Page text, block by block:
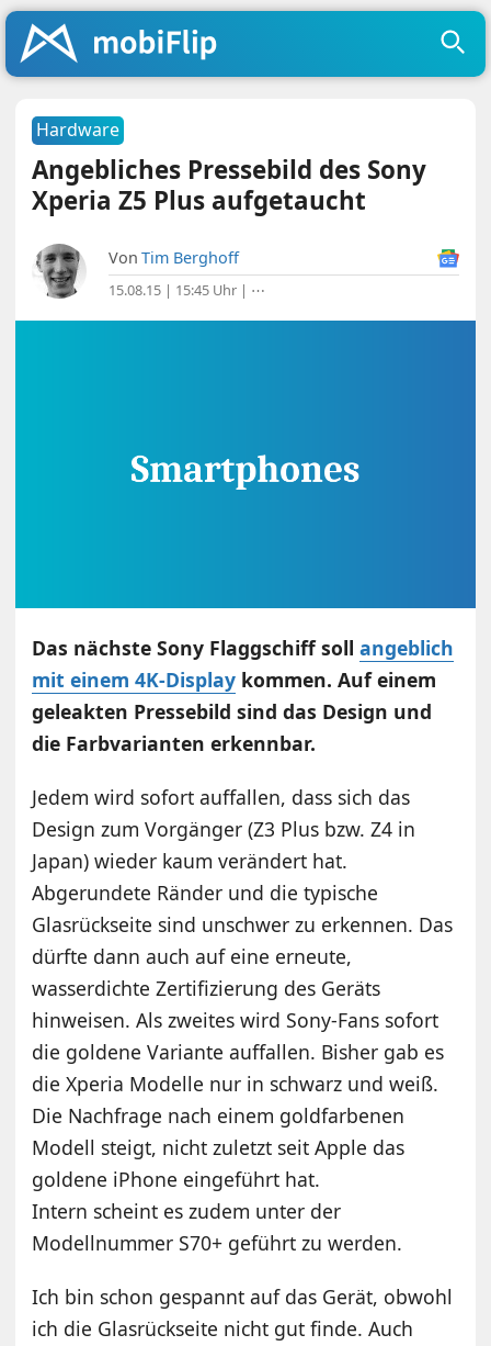
Hardware
Angebliches Pressebild des Sony
Xperia Z5 Plus aufgetaucht
Von Tim Berghoff
15.08.15 | 15:45 Uhr | ⋯
Das nächste Sony Flaggschiff sollangeblich
mit einem 4K-Display kommen. Auf einem
geleakten Pressebild sind das Design und
die Farbvarianten erkennbar.
Jedem wird sofort auffallen, dass sich das
Design zum Vorgänger (Z3 Plus bzw. Z4 in
Japan) wieder kaum verändert hat.
Abgerundete Ränder und die typische
Glasrückseite sind unschwer zu erkennen. Das
dürfte dann auch auf eine erneute,
wasserdichte Zertifizierung des Geräts
hinweisen. Als zweites wird Sony-Fans sofort
die goldene Variante auffallen. Bisher gab es
die Xperia Modelle nur in schwarz und weiß.
Die Nachfrage nach einem goldfarbenen
Modell steigt, nicht zuletzt seit Apple das
goldene iPhone eingeführt hat.
Intern scheint es zudem unter der
Modellnummer S70+ geführt zu werden.
Ich bin schon gespannt auf das Gerät, obwohl
ich die Glasrückseite nicht gut finde. Auch